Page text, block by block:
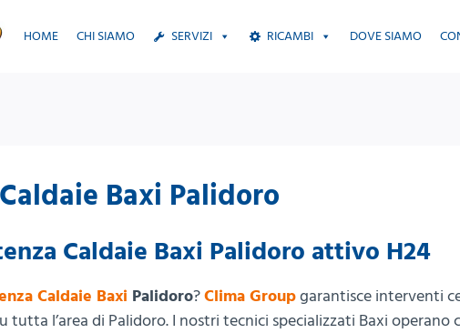
HOME CHI SIAMO SERVIZI RICAMBI DOVE SIAMO
Baxi Palidoro
Caldaie Baxi Palidoro attivo H24
Caldaie Baxi Palidoro?Clima Groupgarantisce interventi
tutta l’area di Palidoro. I nostri tecnici specializzati Baxi